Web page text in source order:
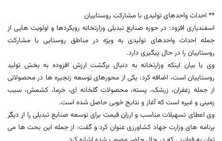
** احداث واحدهای تولیدی با مشارکت روستاییان
اسفندیاری افزود: در حوزه صنایع تبدیلی وزارتخانه رویکردها و اولویت هایی از
جمله احداث واحدهای تولیدی به ویژه در مناطق روستایی با مشارکت
روستاییان را در حال پیگیری دارد.
وی با بیان اینکه وزارتخانه به دنبال برگشت ارزش افزوده به بخش تولید
روستاییان است، اضافه کرد: یکی از محورهای توسعه زنجیره ها در محصولاتی
از جمله زعفران، زرشک، پسته، محصولات گلخانه ای، خرما، کشمش، سیب
زمینی و غیره است که آغاز و نتایج خوبی حاصل شده است.
وی اعطای تسهیلات مناسب و ارزان قیمت برای توسعه صنایع تبدیلی را از دیگر
برنامه های وزارت جهاد کشاورزی عنوان کرد و گفت: از جمله این بحث ها می